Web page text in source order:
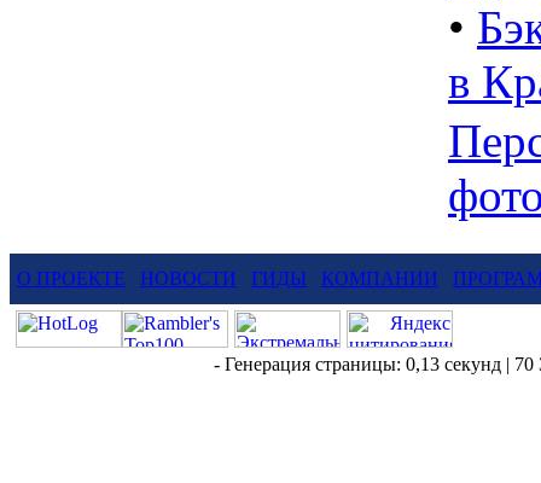
•
в
О ПРОЕКТЕ НОВОСТИ ГИДЫ КОМПАНИИ
- Генерация страницы: 0,13 секунд |